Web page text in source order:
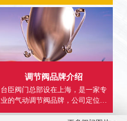
气动调节阀、气动薄膜调节阀,气
动单座调节阀、气动三通调节阀、
气动流量调节阀等...
调节阀品牌介绍
台臣阀门总部设在上海，是一家专
业的气动调节阀品牌，公司定位于
高端，致力于为用户提供高品质智